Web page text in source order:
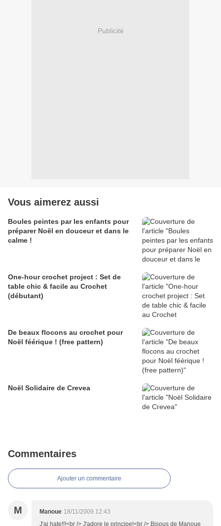
Publicité
Vous aimerez aussi
Boules peintes par les enfants pour
préparer Noël en douceur et dans le
calme !
One-hour crochet project : Set de
table chic & facile au Crochet
(débutant)
De beaux flocons au crochet pour
Noël féérique ! (free pattern)
Noël Solidaire de Crevea
Commentaires
Ajouter un commentaire
M Manoue 18/11/2009 12:43
J'ai hate!!!<br /> J'adore le principe!<br /> Bisous de Manoue